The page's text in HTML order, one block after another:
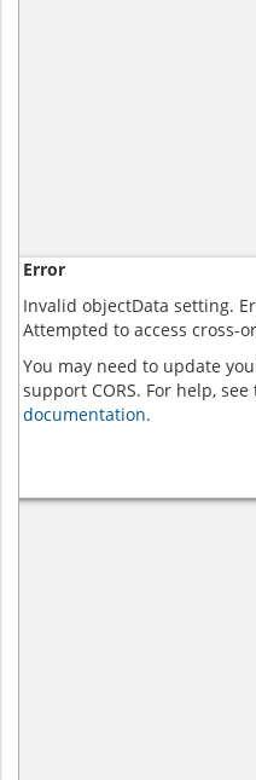
Error
Invalid objectData setting.
Attempted to access cross-
You may need to update
support CORS. For help, see
documentation.